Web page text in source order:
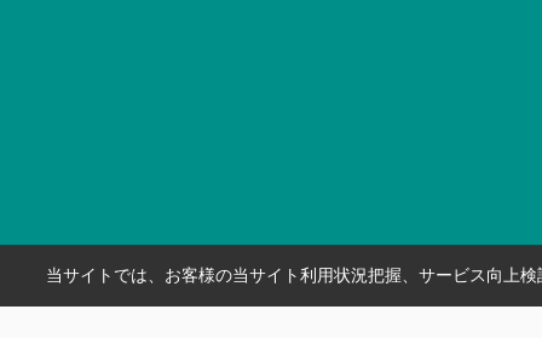
当サイトでは、お客様の当サイト利用状況把握、サービス向上